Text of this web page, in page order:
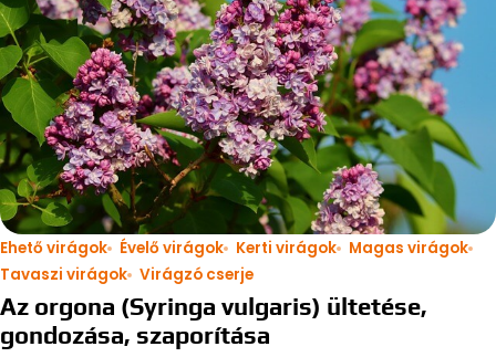
Ehető virágok Évelő virágok Kerti virágok
Magas virágok
Tavaszi virágok Virágzó cserje
Az orgona (Syringa vulgaris) ültetése,
gondozása, szaporítása